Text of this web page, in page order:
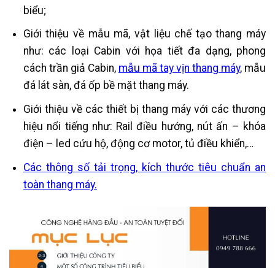
biểu;
Giới thiệu về mẫu mã, vật liệu chế tạo thang máy
như: các loại Cabin với họa tiết đa dạng, phong
cách trần giả Cabin, mẫu mã tay vịn thang máy, mẫu
đá lát sàn, đá ốp bề mặt thang máy.
Giới thiệu về các thiết bị thang máy với các thương
hiệu nổi tiếng như: Rail điều hướng, nút ấn – khóa
điện – led cứu hộ, động cơ motor, tủ điều khiển,…
Các thông số tải trọng, kích thước tiêu chuẩn an
toàn thang máy.